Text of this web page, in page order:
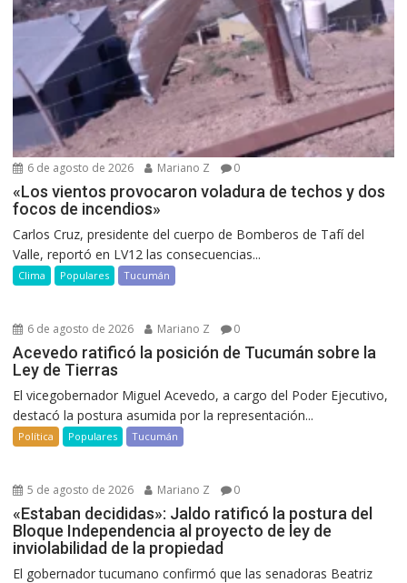
6 de agosto de 2026 Mariano Z 0
«Los vientos provocaron voladura de techos y dos
focos de incendios»
Carlos Cruz, presidente del cuerpo de Bomberos de Tafí del
Valle, reportó en LV12 las consecuencias...
Clima Populares Tucumán
6 de agosto de 2026 Mariano Z 0
Acevedo ratificó la posición de Tucumán sobre la
Ley de Tierras
El vicegobernador Miguel Acevedo, a cargo del Poder Ejecutivo,
destacó la postura asumida por la representación...
Política Populares Tucumán
5 de agosto de 2026 Mariano Z 0
«Estaban decididas»: Jaldo ratificó la postura del
Bloque Independencia al proyecto de ley de
inviolabilidad de la propiedad
El gobernador tucumano confirmó que las senadoras Beatriz